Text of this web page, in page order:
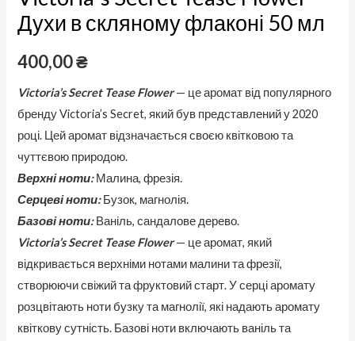
Духи в скляному флаконі 50 мл
400,00₴
Victoria’s Secret Tease Flower— це аромат від популярного
бренду Victoria’s Secret, який був представлений у 2020
році. Цей аромат відзначається своєю квітковою та
чуттєвою природою.
Верхні ноти: Малина, фрезія.
Серцеві ноти:Бузок, магнолія.
Базові ноти:Ваніль, сандалове дерево.
Victoria’s Secret Tease Flower— це аромат, який
відкривається верхніми нотами малини та фрезії,
створюючи свіжий та фруктовий старт. У серці аромату
розцвітають ноти бузку та магнолії, які надають аромату
квіткову сутність. Базові ноти включають ваніль та